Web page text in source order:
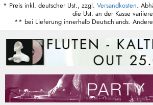
* Preis inkl. deutscher Ust., zzgl. Versandkosten.
die Ust. an der Kasse
** bei Lieferung innerhalb Deutschlands.